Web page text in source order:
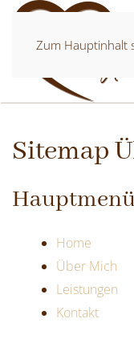
Zum Hauptinhalt
Sitemap
Home
Über Mich
Leistungen
Kontakt